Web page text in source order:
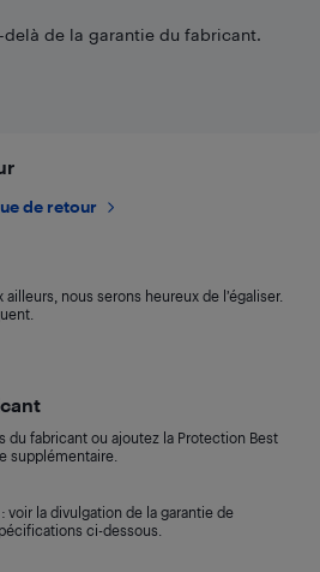
delà de la garantie du fabricant.
de retour
nous serons heureux de l’égaliser.
du fabricant ou ajoutez la Protection Best
supplémentaire.
voir la divulgation de la garantie de
ci-dessous.